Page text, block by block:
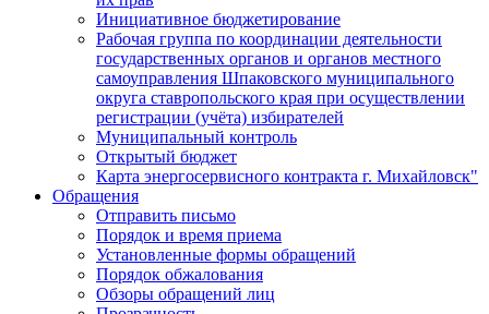
Инициативное бюджетирование
Рабочая группа по координации деятельности
государственных органов и органов местного
самоуправления Шпаковского муниципального
округа ставропольского края при осуществлении
регистрации (учёта) избирателей
Муниципальный контроль
Открытый бюджет
Карта энергосервисного контракта г. Михайловск"
Обращения
Отправить письмо
Порядок и время приема
Установленные формы обращений
Порядок обжалования
Обзоры обращений лиц